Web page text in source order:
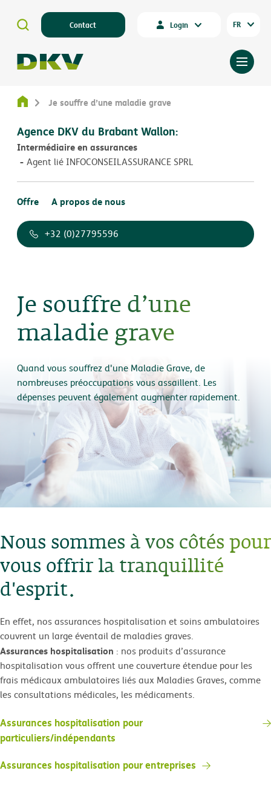
Contact Login FR
Agence DKV du Brabant Wallon:
Intermédiaire en assurances
Agent lié INFOCONSEILASSURANCE SPRL
Offre A propos de nous
+32 (0)27795596
Je souffre d’une
maladie grave
Quand vous souffrez d'une Maladie Grave, de
nombreuses préoccupations vous assaillent. Les
dépenses peuvent également augmenter rapidement.
Je souffre d’une maladie grave
Nous sommes à vos côtés pour
vous offrir la tranquillité
d'esprit.
En effet, nos assurances hospitalisation et soins ambulatoires
couvrent un large éventail de maladies graves.
Assurances hospitalisation : nos produits d’assurance
hospitalisation vous offrent une couverture étendue pour les
frais médicaux ambulatoires liés aux Maladies Graves, comme
les consultations médicales, les médicaments.
Assurances hospitalisation pour
particuliers/indépendants
Assurances hospitalisation pour entreprises